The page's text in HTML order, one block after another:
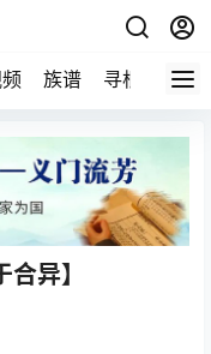
族谱 寻根
异】